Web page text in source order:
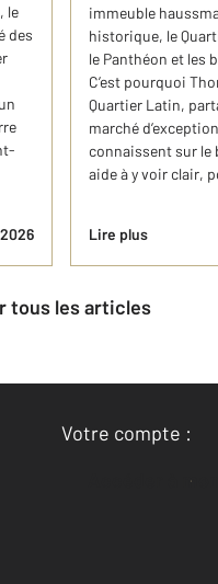
le
des
immeuble
historique, le
le Panthéon et les
C’est pourquoi
Quartier Latin,
marché
connaissent sur le
aide à y voir clair,
Lire plus
tous les articles
Votre compte :
Accéder à